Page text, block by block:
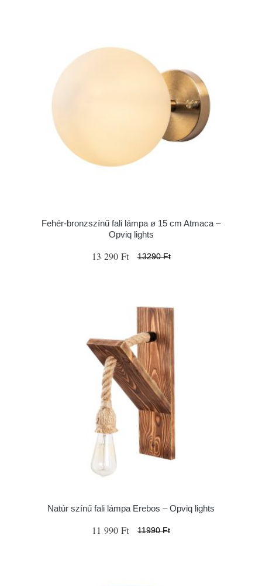
Fehér-bronzszínű fali lámpa ø 15 cm Atmaca –
Opviq lights
13 290 Ft 13290 Ft
Natúr színű fali lámpa Erebos – Opviq lights
11 990 Ft 11990 Ft